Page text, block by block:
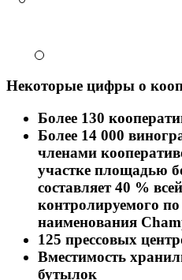
Некоторые цифры о
Более 130
Более 14 000
членами
участке площадью
составляет 40 %
контролируемого
наименования
125 прессовых
Вместимость
бутылок